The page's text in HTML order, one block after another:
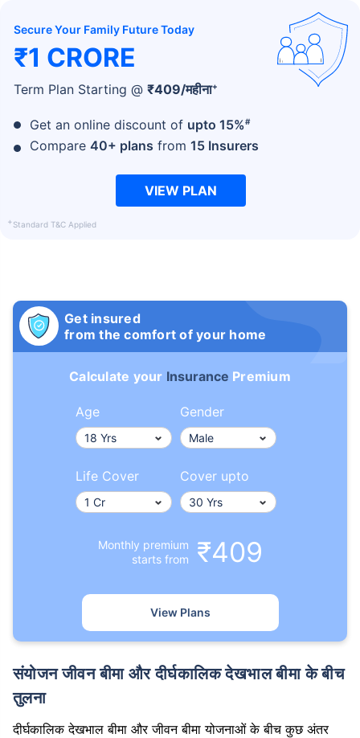
Secure Your Family Future Today
₹1 CRORE
Term Plan Starting @ ₹409/महीना+
Get an online discount of upto 15%#
Compare 40+ plans from 15 Insurers
VIEW PLAN
+Standard T&C Applied
Get insured
from the comfort of your home
Calculate your Insurance Premium
Age Gender
Life Cover Cover upto
Monthly premium
starts from
₹409
View Plans
संयोजन जीवन बीमा और दीर्घकालिक देखभाल बीमा के बीच
तुलना
दीर्घकालिक देखभाल बीमा और जीवन बीमा योजनाओं के बीच कुछ अंतर